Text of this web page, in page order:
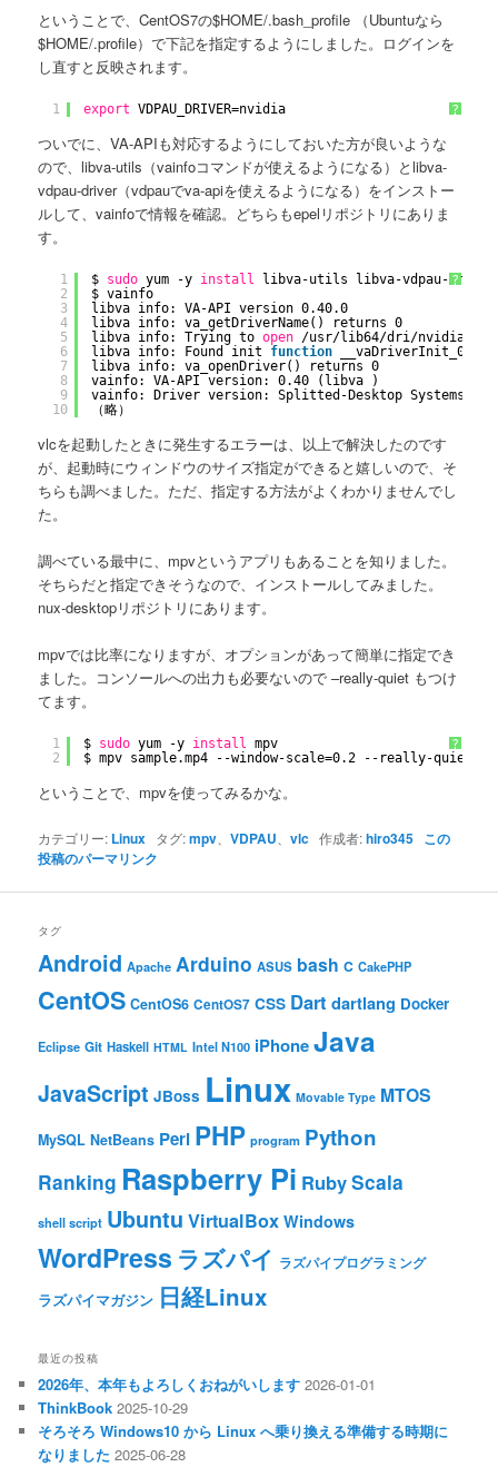
ということで、CentOS7の$HOME/.bash_profile （Ubuntuなら
$HOME/.profile）で下記を指定するようにしました。ログインを
し直すと反映されます。
?
1 export VDPAU_DRIVER=nvidia
ついでに、VA-APIも対応するようにしておいた方が良いような
ので、libva-utils（vainfoコマンドが使えるようになる）とlibva-
vdpau-driver（vdpauでva-apiを使えるようになる）をインストー
ルして、vainfoで情報を確認。どちらもepelリポジトリにありま
す。
?
1
2
3
4
5
6
7
8
9
10
$ sudo yum -y install
libva-utils libva-vdpau-driver
$ vainfo
libva info: VA-API version 0.40.0
libva info: va_getDriverName() returns 0
libva info: Trying to open /usr/lib64/dri/
libva info: Found init function
__vaDriverInit_0_40
libva info: va_openDriver() returns 0
vainfo: VA-API version: 0.40 (libva )
vainfo: Driver version: Splitted-Desktop Systems
（略）
vlcを起動したときに発生するエラーは、以上で解決したのです
が、起動時にウィンドウのサイズ指定ができると嬉しいので、そ
ちらも調べました。ただ、指定する方法がよくわかりませんでし
た。
調べている最中に、mpvというアプリもあることを知りました。
そちらだと指定できそうなので、インストールしてみました。
nux-desktopリポジトリにあります。
mpvでは比率になりますが、オプションがあって簡単に指定でき
ました。コンソールへの出力も必要ないので –really-quiet もつけ
てます。
?
1
2
$ sudo yum -y install mpv
$ mpv sample.mp4 --window-scale=0.2 --really-quiet &
ということで、mpvを使ってみるかな。
カテゴリー: Linux タグ:mpv 、VDPAU 、vlc 作成者:hiro345 この
投稿のパーマリンク
タグ
Android Apache Arduino ASUS bash C CakePHP
CentOS CentOS6 CentOS7 CSS Dart dartlang Docker
Eclipse Git Haskell HTML Intel N100 iPhoneJava
JavaScript JBoss Linux Movable Type MTOS
MySQL NetBeans Perl PHP program Python
Ranking Raspberry Pi RubyScala
shell script Ubuntu VirtualBox Windows
WordPress ラズパイ ラズパイプログラミング
ラズパイマガジン 日経Linux
最近の投稿
2026年、本年もよろしくおねがいします 2026-01-01
ThinkBook 2025-10-29
そろそろ Windows10 から Linux へ乗り換える準備する時期に
なりました 2025-06-28